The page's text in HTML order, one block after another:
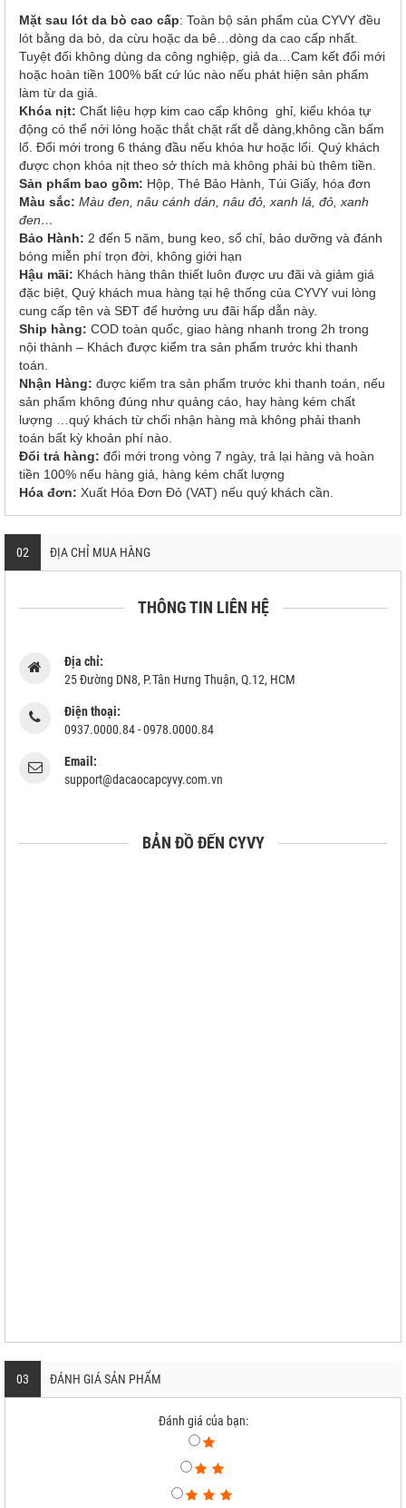
Mặt sau lót da bò cao cấp: Toàn bộ sản phẩm của CYVY đều
lót bằng da bò, da cừu hoặc da bê…dòng da cao cấp nhất.
Tuyệt đối không dùng da công nghiệp, giả da…Cam kết đổi mới
hoặc hoàn tiền 100% bất cứ lúc nào nếu phát hiện sản phẩm
làm từ da giả.
Khóa nịt: Chất liệu hợp kim cao cấp không ghỉ, kiểu khóa tự
động có thể nới lỏng hoặc thắt chặt rất dễ dàng,không cần bấm
lổ. Đổi mới trong 6 tháng đầu nếu khóa hư hoặc lổi. Quý khách
được chọn khóa nịt theo sở thích mà không phải bù thêm tiền.
Sản phẩm bao gồm: Hộp, Thẻ Bảo Hành, Túi Giấy, hóa đơn
Màu sắc: Màu đen, nâu cánh dán, nâu đỏ, xanh lá, đỏ, xanh
đen…
Bảo Hành: 2 đến 5 năm, bung keo, sổ chỉ, bảo dưỡng và đánh
bóng miễn phí trọn đời, không giới hạn
Hậu mãi: Khách hàng thân thiết luôn được ưu đãi và giảm giá
đặc biệt, Quý khách mua hàng tại hệ thống của CYVY vui lòng
cung cấp tên và SĐT để hưởng ưu đãi hấp dẫn này.
Ship hàng: COD toàn quốc, giao hàng nhanh trong 2h trong
nội thành – Khách được kiểm tra sản phẩm trước khi thanh
toán.
Nhận Hàng: được kiểm tra sản phẩm trước khi thanh toán, nếu
sản phẩm không đúng như quảng cáo, hay hàng kém chất
lượng …quý khách từ chối nhận hàng mà không phải thanh
toán bất kỳ khoản phí nào.
Đổi trả hàng: đổi mới trong vòng 7 ngày, trả lại hàng và hoàn
tiền 100% nếu hàng giả, hàng kém chất lượng
Hóa đơn: Xuất Hóa Đơn Đỏ (VAT) nếu quý khách cần.
02 ĐỊA CHỈ MUA HÀNG
THÔNG TIN LIÊN HỆ
Địa chỉ:
25 Đường DN8, P.Tân Hưng Thuận, Q.12, HCM
Điện thoại:
0937.0000.84 - 0978.0000.84
Email:
support@dacaocapcyvy.com.vn
BẢN ĐỒ ĐẾN CYVY
03 ĐÁNH GIÁ SẢN PHẨM
Đánh giá của bạn: